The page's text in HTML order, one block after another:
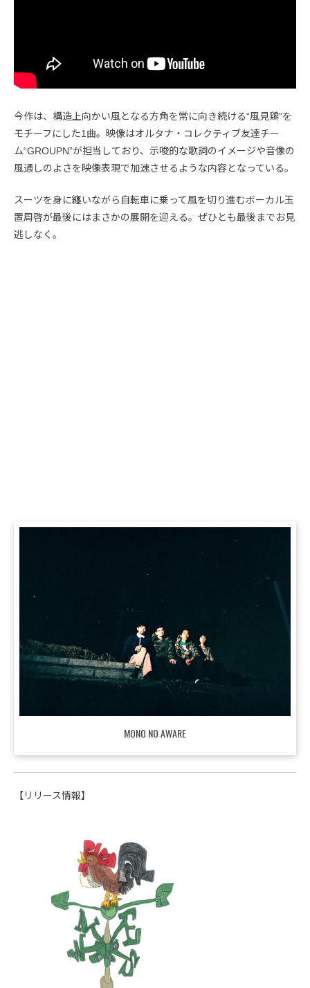
今作は、構造上向かい風となる方角を常に向き続ける“風見鶏”を
モチーフにした1曲。映像はオルタナ・コレクティブ友達チー
ム“GROUPN”が担当しており、示唆的な歌詞のイメージや音像の
風通しのよさを映像表現で加速させるような内容となっている。
スーツを身に纏いながら自転車に乗って風を切り進むボーカル玉
置周啓が最後にはまさかの展開を迎える。ぜひとも最後までお見
逃しなく。
MONO NO AWARE
【リリース情報】